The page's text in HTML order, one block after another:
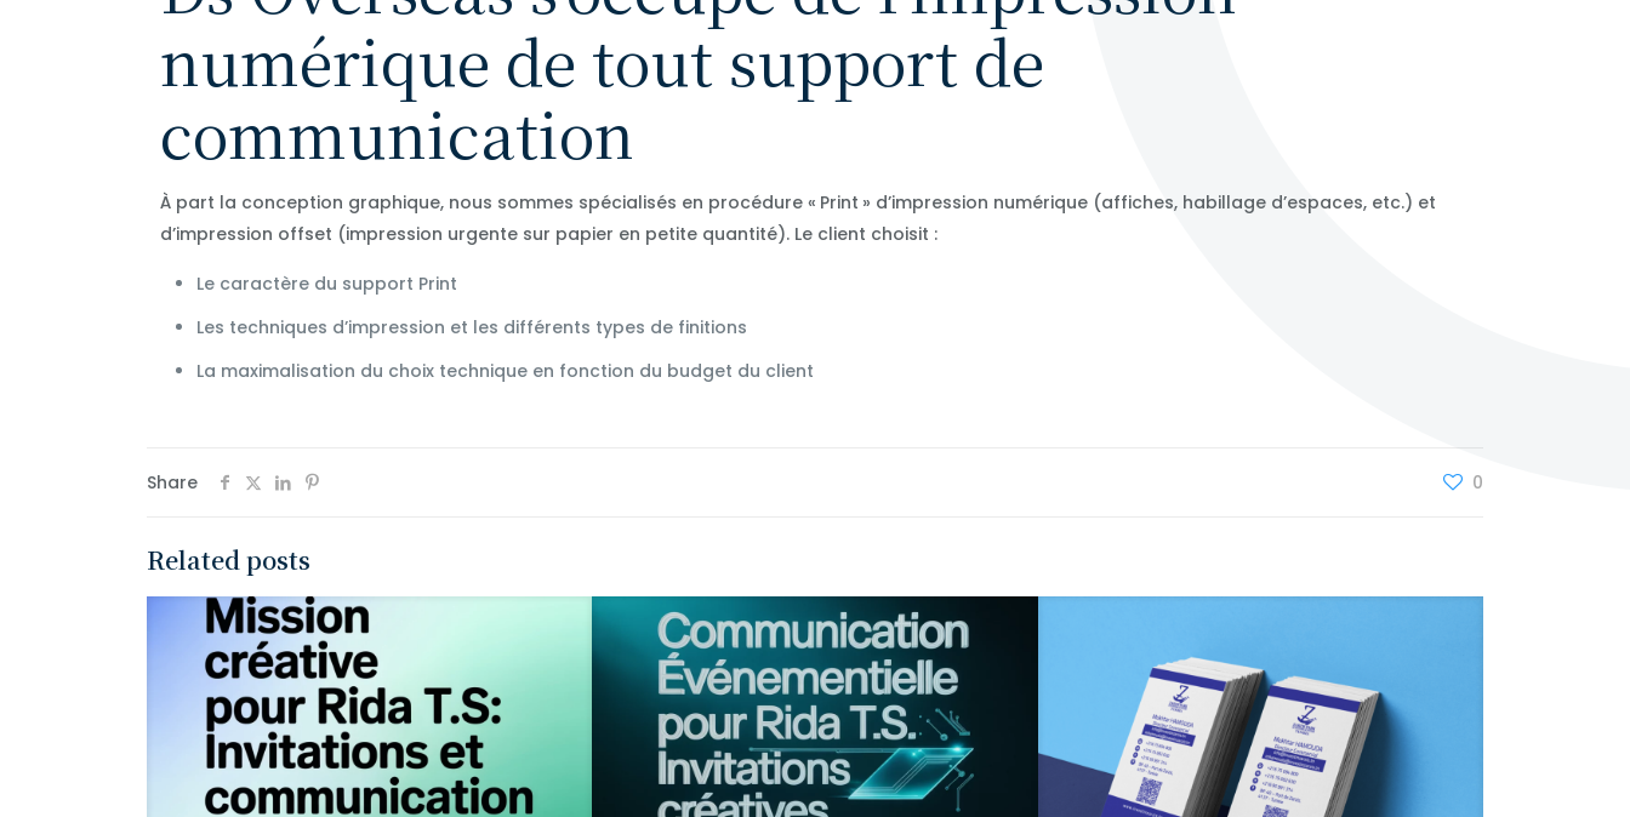
numérique de tout support de
communication
À part la conception graphique, nous sommes spécialisés en procédure « Print » d’impression numérique (affiches, habillage d’espaces, etc.) et
d’impression offset (impression urgente sur papier en petite quantité). Le client choisit :
Le caractère du support Print
Les techniques d’impression et les différents types de finitions
La maximalisation du choix technique en fonction du budget du client
Share 0
Related posts